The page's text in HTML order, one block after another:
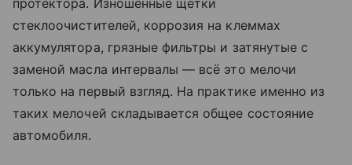
стеклоочистителей, коррозия на клеммах
аккумулятора, грязные фильтры и затянутые с
заменой масла интервалы — всё это мелочи
только на первый взгляд. На практике именно из
таких мелочей складывается общее состояние
автомобиля.